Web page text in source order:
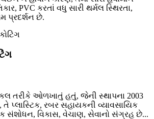
PVC કરતાં વધુ સારી થર્મલ સ્થિરતા,
પ્રદર્શન છે.
તરીકે ઓળખાતું હતું, જેની સ્થાપના 2003
તે પ્લાસ્ટિક, રબર સહાયકની વ્યાવસાયિક
સંશોધન, વિકાસ, વેચાણ, સેવાનો સંગ્રહ છે...